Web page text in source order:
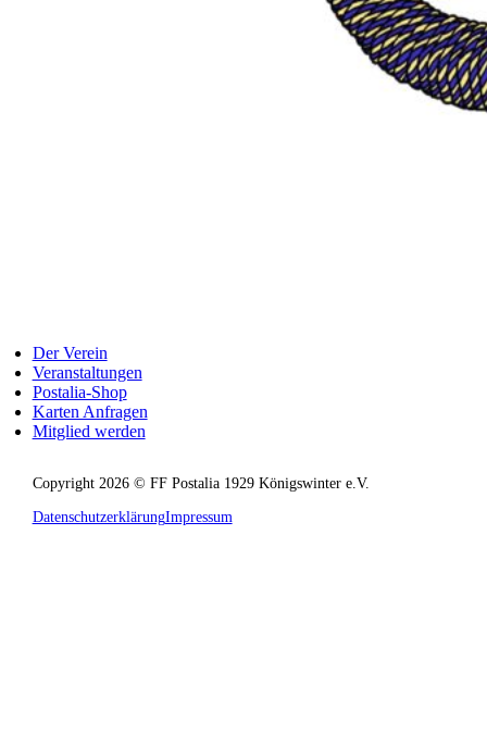
Der Verein
Veranstaltungen
Postalia-Shop
Karten Anfragen
Mitglied werden
Copyright 2026 © FF Postalia 1929 Königswinter e.V.
DatenschutzerklärungImpressum